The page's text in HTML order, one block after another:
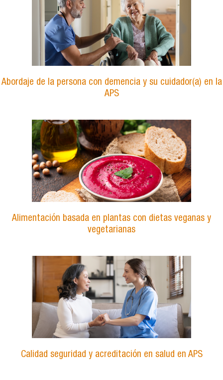
Abordaje de la persona con demencia y su cuidador(a) en la
APS
Alimentación basada en plantas con dietas veganas y
vegetarianas
Calidad seguridad y acreditación en salud en APS